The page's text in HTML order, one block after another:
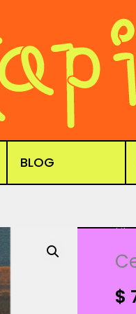
BLOG
$